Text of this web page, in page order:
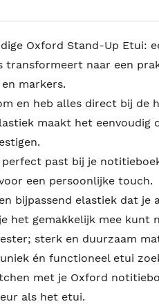
Oxford Stand-Up Etui:
transformeert naar een
markers.
en heb alles direct bij de
maakt het eenvoudig
perfect past bij je
een persoonlijke touch.
bijpassend elastiek dat je
het gemakkelijk mee kunt
sterk en duurzaam
én functioneel etui
met je Oxford
als het etui.